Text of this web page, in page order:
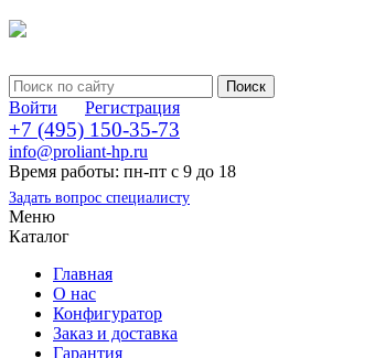
Войти Регистрация
+7 (495) 150-35-73
info@proliant-hp.ru
Время работы: пн-пт с 9 до 18
Задать вопрос специалисту
Меню
Каталог
Главная
О нас
Конфигуратор
Заказ и доставка
Гарантия